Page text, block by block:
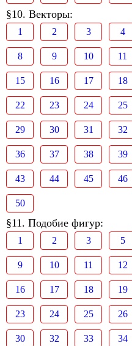
§10. Векторы:
1 2 3 4
8 9 10 11
15 16 17 18
22 23 24 25
29 30 31 32
36 37 38 39
43 44 45 46
50
§11. Подобие фигур:
1 2 3 5
9 10 11 12
16 17 18 19
23 24 25 26
30 32 33 34